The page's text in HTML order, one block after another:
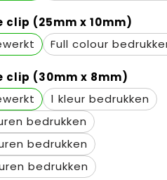
clip (25mm x 10mm)
Full colour
clip (30mm x 8mm)
1